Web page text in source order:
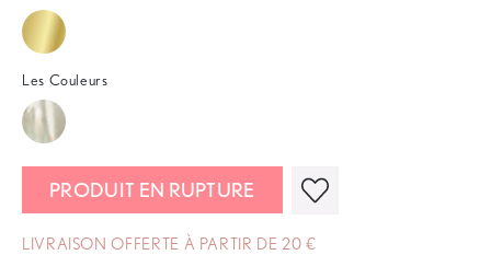
Les Couleurs
PRODUIT EN RUPTURE
LIVRAISON OFFERTE À PARTIR DE 20 €